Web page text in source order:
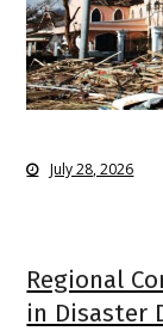
July 28, 2026
Regional
in Disaster